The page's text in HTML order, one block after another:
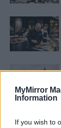
MyMirror
Information
If you wish to